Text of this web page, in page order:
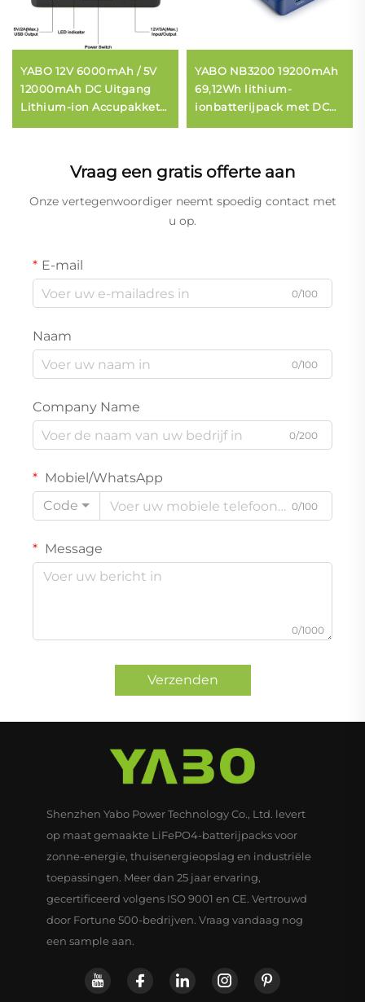
YABO 12V 6000mAh / 5V
12000mAh DC Uitgang
Lithium-ion Accupakket
YB1206000-USB 12V
strip, CCTV-camera en
meer
YABO NB3200 19200mAh
69,12Wh lithium-
ionbatterijpack met DC
12V/5V-uitgang en USB-C
Vraag een gratis offerte aan
Onze vertegenwoordiger neemt spoedig contact met
u op.
E-mail
0/100
Naam
0/100
Company Name
0/200
Mobiel/WhatsApp
Code
0/100
Message
0/1000
Verzenden
Shenzhen Yabo Power Technology Co., Ltd. levert
op maat gemaakte LiFePO4-batterijpacks voor
zonne-energie, thuisenergieopslag en industriële
toepassingen. Meer dan 25 jaar ervaring,
gecertificeerd volgens ISO 9001 en CE. Vertrouwd
door Fortune 500-bedrijven. Vraag vandaag nog
een sample aan.